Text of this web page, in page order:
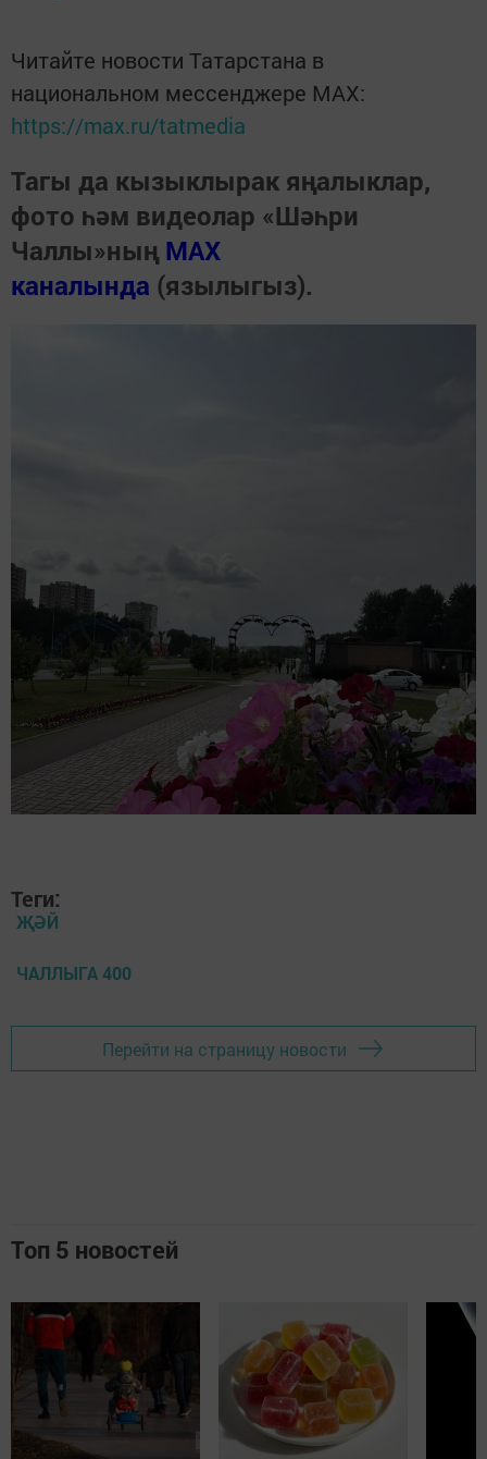
Читайте новости Татарстана в
национальном мессенджере MАХ:
https://max.ru/tatmedia
Тагы да кызыклырак яңалыклар,
фото һәм видеолар «Шәһри
Чаллы»ның MAX
каналында (язылыгыз).
Теги:
ҖӘЙ
ЧАЛЛЫГА 400
Перейти на страницу новости
Топ 5 новостей